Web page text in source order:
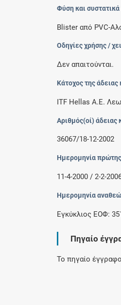
Φύση και
Blister από PVC-
Οδηγίες χρήσης /
Δεν απαιτούνται.
Κάτοχος της
ITF Hellas Α.Ε.
Αριθμός(οί) άδειας
36067/18-12-2002
Ημερομηνία
11-4-2000 / 2-2-
Ημερομηνία
Εγκύκλιος ΕΟΦ:
Πηγαίο
Το πηγαίο